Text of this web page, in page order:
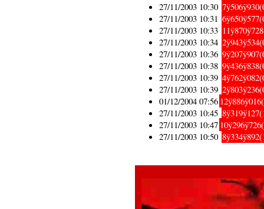
27/11/2003 10:30
27/11/2003 10:31
27/11/2003 10:33
27/11/2003 10:34
27/11/2003 10:36
27/11/2003 10:38
27/11/2003 10:39
27/11/2003 10:39
01/12/2004 07:56
27/11/2003 10:45
27/11/2003 10:47
27/11/2003 10:50